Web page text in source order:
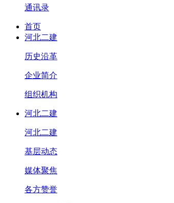
通讯录
首页
河北二建
历史沿革
企业简介
组织机构
河北二建
河北二建
基层动态
媒体聚焦
各方赞誉